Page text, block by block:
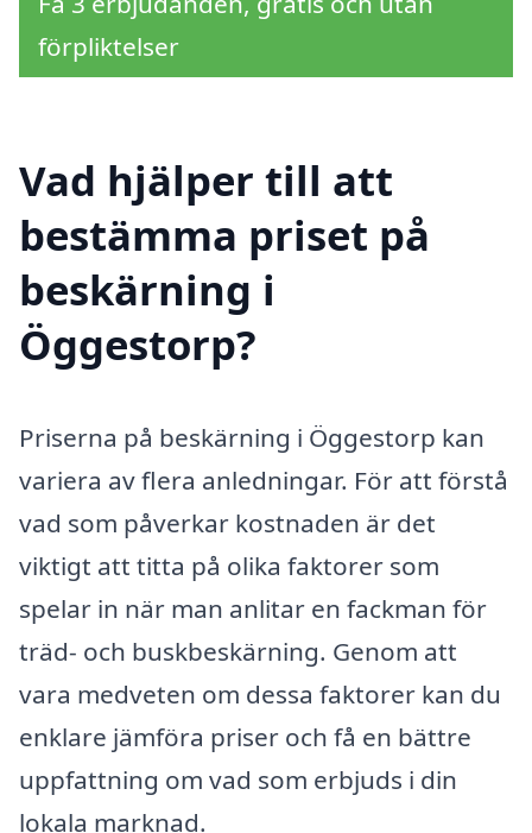
förpliktelser
Vad hjälper till att
bestämma priset på
beskärning i
Öggestorp?
Priserna på beskärning i Öggestorp kan
variera av flera anledningar. För att förstå
vad som påverkar kostnaden är det
viktigt att titta på olika faktorer som
spelar in när man anlitar en fackman för
träd- och buskbeskärning. Genom att
vara medveten om dessa faktorer kan du
enklare jämföra priser och få en bättre
uppfattning om vad som erbjuds i din
lokala marknad.